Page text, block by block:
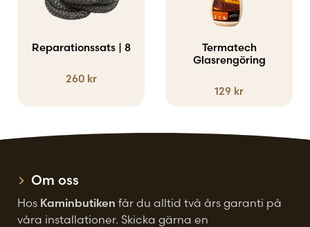
Reparationssats | 8
260 kr
Termatech
Glasrengöring
129 kr
Om oss
Hos Kaminbutiken får du alltid två års garanti på
våra installationer. Skicka gärna en